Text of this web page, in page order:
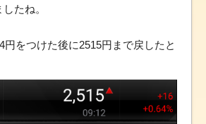
たね。
円をつけた後に2515円まで戻したと